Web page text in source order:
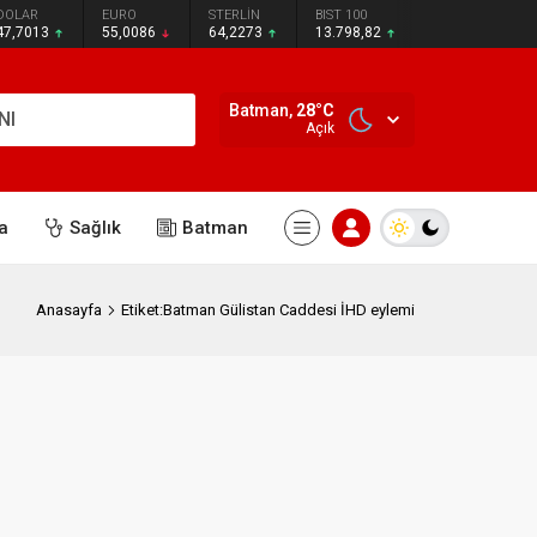
EURO
55,0086
STERLİN
64,2273
BIST 100
13.798,82
Batman, 28°C
Açık
Sağlık Batman
Anasayfa Etiket:Batman Gülistan Caddesi İHD eylemi